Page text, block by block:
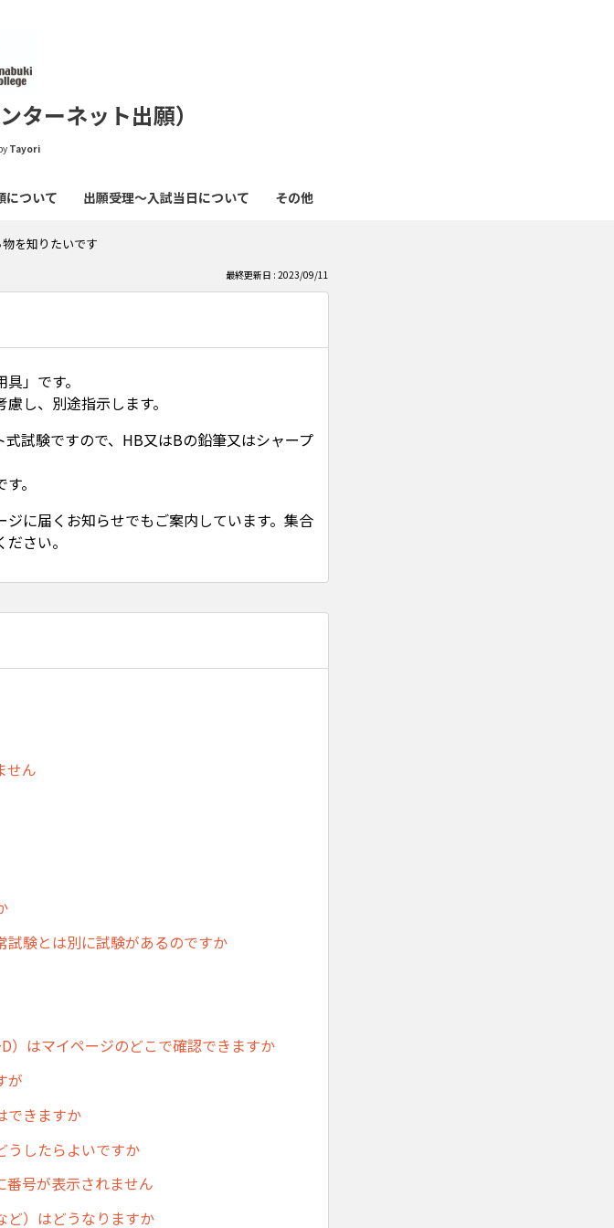
ターネット出願）
Tayori
について 出願受理～入試当日について その他
を知りたいです
最終更新日 : 2023/09/11
」です。
し、別途指示します。
試験ですので、HB又はBの鉛筆又はシャープ
。
に届くお知らせでもご案内しています。集合
さい。
せん
験とは別に試験があるのですか
）はマイページのどこで確認できますか
が
できますか
うしたらよいですか
番号が表示されません
ど）はどうなりますか